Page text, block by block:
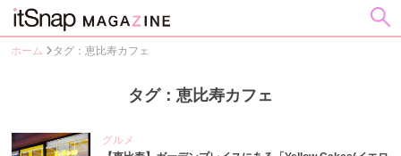
ホーム タグ：恵比寿カフェ
タグ：恵比寿カフェ
グルメ